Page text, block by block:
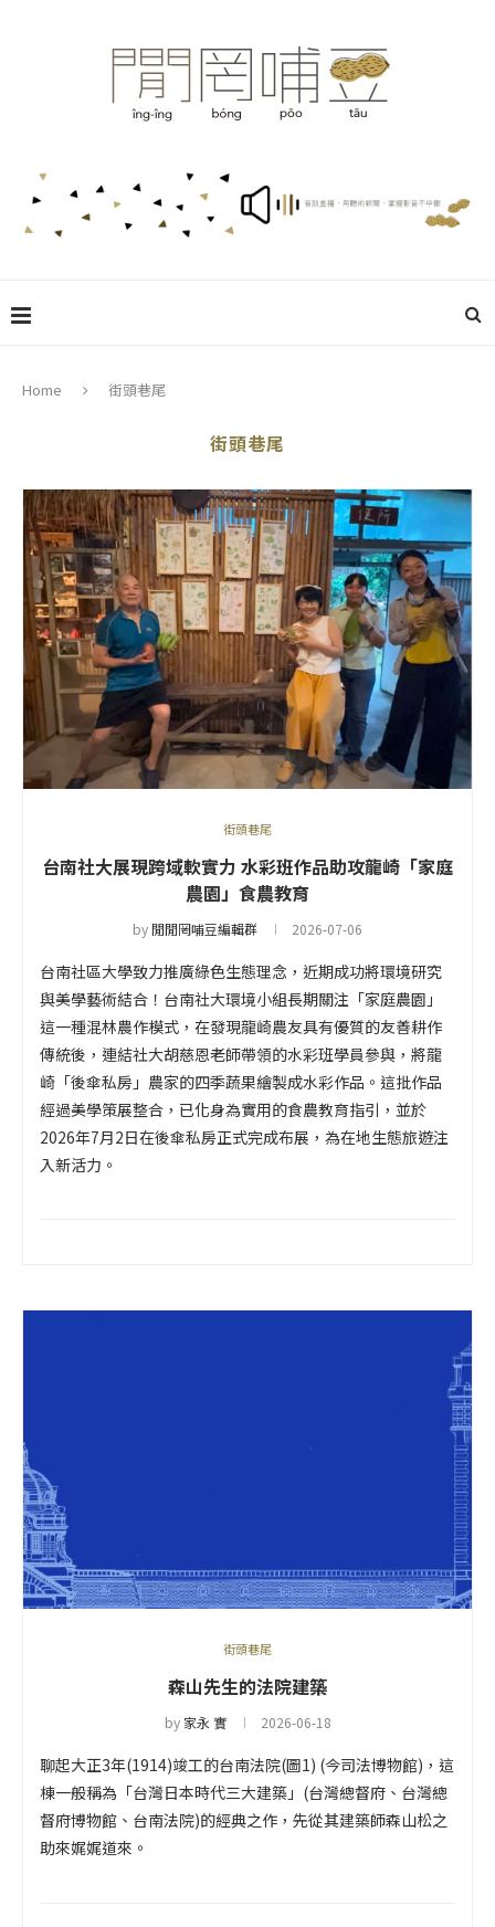
Home 街頭巷尾
街頭巷尾
街頭巷尾
台南社大展現跨域軟實力 水彩班作品助攻龍崎「家庭
農園」食農教育
by 閒閒罔哺豆編輯群 2026-07-06
台南社區大學致力推廣綠色生態理念，近期成功將環境研究
與美學藝術結合！台南社大環境小組長期關注「家庭農園」
這一種混林農作模式，在發現龍崎農友具有優質的友善耕作
傳統後，連結社大胡慈恩老師帶領的水彩班學員參與，將龍
崎「後傘私房」農家的四季蔬果繪製成水彩作品。這批作品
經過美學策展整合，已化身為實用的食農教育指引，並於
2026年7月2日在後傘私房正式完成布展，為在地生態旅遊注
入新活力。
街頭巷尾
森山先生的法院建築
by 家永 實 2026-06-18
聊起大正3年(1914)竣工的台南法院(圖1) (今司法博物館)，這
棟一般稱為「台灣日本時代三大建築」(台灣總督府、台灣總
督府博物館、台南法院)的經典之作，先從其建築師森山松之
助來娓娓道來。